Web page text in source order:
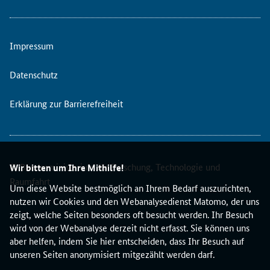
Wir bitten um Ihre Mithilfe!
Um diese Website bestmöglich an Ihrem Bedarf auszurichten,
nutzen wir Cookies und den Webanalysedienst Matomo, der uns
zeigt, welche Seiten besonders oft besucht werden. Ihr Besuch
wird von der Webanalyse derzeit nicht erfasst. Sie können uns
aber helfen, indem Sie hier entscheiden, dass Ihr Besuch auf
unseren Seiten anonymisiert mitgezählt werden darf.
e
t
i
N
i
n
a
l
e
K
o
n
t
Impressum
Datenschutz
Erklärung zur Barrierefreiheit
© Bundesministerium für Forschung, Technologie und
Raumfahrt